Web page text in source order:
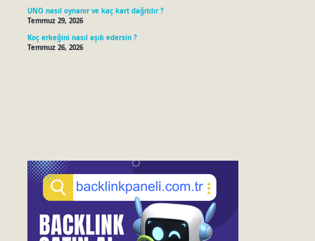
UNO nasıl oynanır ve kaç kart dağıtılır ?
Temmuz 29, 2026
Koç erkeğini nasıl aşık edersin ?
Temmuz 26, 2026